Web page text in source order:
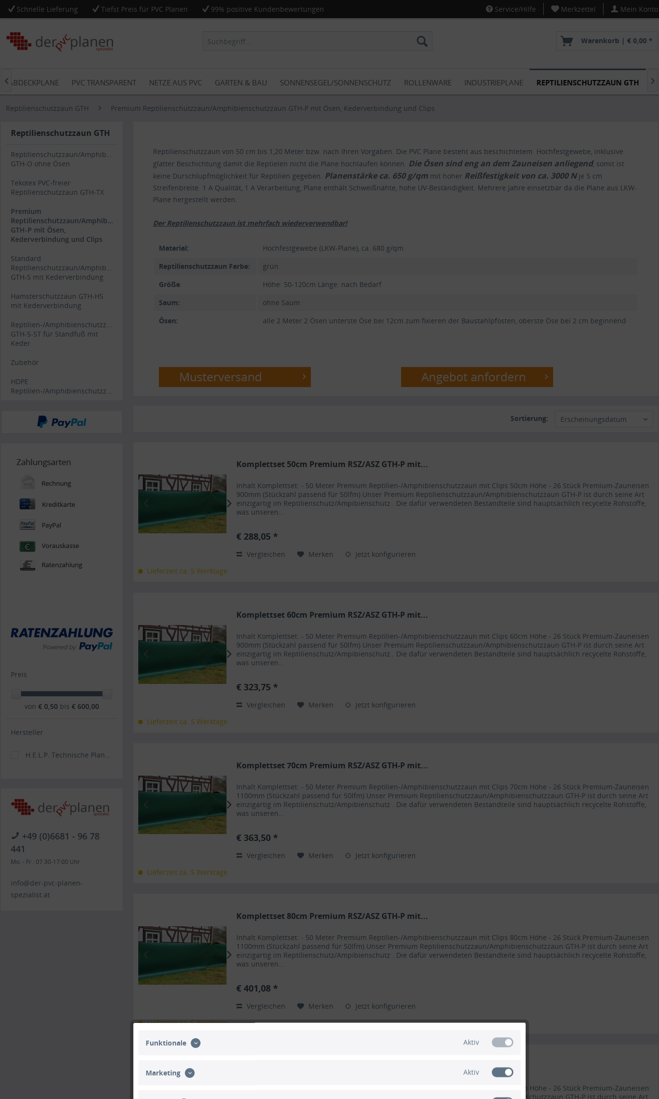
Schnelle Lieferung Tiefst Preis für PVC Planen 99% positive Kundenbewertungen Service/Hilfe Merkzettel Mein Konto
Warenkorb | € 0,00 *
ABDECKPLANE PVC TRANSPARENT NETZE AUS PVC GARTEN & BAU SONNENSEGEL/SONNENSCHUTZ ROLLENWARE INDUSTRIEPLANE REPTILIENSCHUTZZAUN GTH
 
Reptilienschutzzaun GTH Premium Reptilienschutzzaun/Amphibienschutzzaun GTH-P mit Ösen, Kederverbindung und Clips
Reptilienschutzzaun GTH
Reptilienschutzzaun/Amphibienschutzzaun
GTH-O ohne Ösen
Tekotex PVC-freier
Reptilienschutzzaun GTH-TX
Premium
Reptilienschutzzaun/Amphibienschutzzaun
GTH-P mit Ösen,
Kederverbindung und Clips
Standard
Reptilienschutzzaun/Amphibienschutzzaun
GTH-S mit Kederverbindung
Hamsterschutzzaun GTH-HS
mit Kederverbindung
Reptilien-/Amphibienschutzzaun
GTH-S-ST für Standfuß mit
Keder
Zubehör
HDPE
Reptilien-/Amphibienschutzzaun
Preis
von € 0,50 bis € 600,00
Hersteller
+49 (0)6681 - 96 78
441
Mo. - Fr.: 07:30-17:00 Uhr
info@der-pvc-planen-
spezialist.at
Reptilienschutzzaun von 50 cm bis 1,20 Meter bzw. nach Ihren Vorgaben. Die PVC Plane besteht aus beschichtetem Hochfestgewebe, inklusive
glatter Beschichtung damit die Reptielen nicht die Plane hochlaufen können. Die Ösen sind eng an dem Zauneisen anliegend, somit ist
keine Durschlupfmöglichkeit für Reptilien gegeben. Planenstärke ca. 650 g/qm mit hoher Reißfestigkeit von ca. 3000 Nje 5 cm
Streifenbreite. 1 A Qualität, 1 A Verarbeitung, Plane enthält Schweißnähte, hohe UV-Beständigkeit. Mehrere Jahre einsetzbar da die Plane aus LKW-
Plane hergestellt werden.
Der Reptilienschutzzaun ist mehrfach wiederverwendbar!
Material:
Hochfestgewebe (LKW-Plane), ca. 680 g/qm
Reptilienschutzzaun Farbe:
grün
Größe:
Höhe: 50-120cm Länge: nach Bedarf
Saum:
ohne Saum
Ösen:
alle 2 Meter 2 Ösen unterste Öse bei 12cm zum fixieren der Baustahlpfosten, oberste Öse bei 2 cm beginnend
Sortierung: Erscheinungsdatum
Komplettset 50cm Premium RSZ/ASZ GTH-P mit...
Inhalt Komplettset: - 50 Meter Premium Reptilien-/Amphibienschutzzaun mit Clips 50cm Höhe - 26 Stück Premium-Zauneisen
900mm (Stückzahl passend für 50lfm) Unser Premium Reptilienschutzzaun/Amphibienschutzzaun GTH-P ist durch seine Art
einzigartig im Reptilienschutz/Ampibienschutz . Die dafür verwendeten Bestandteile sind hauptsächlich recycelte Rohstoffe,
was unseren...
€ 288,05 *
Vergleichen Merken
Jetzt konfigurieren
Lieferzeit ca. 5 Werktage
Komplettset 60cm Premium RSZ/ASZ GTH-P mit...
Inhalt Komplettset: - 50 Meter Premium Reptilien-/Amphibienschutzzaun mit Clips 60cm Höhe - 26 Stück Premium-Zauneisen
900mm (Stückzahl passend für 50lfm) Unser Premium Reptilienschutzzaun/Amphibienschutzzaun GTH-P ist durch seine Art
einzigartig im Reptilienschutz/Ampibienschutz . Die dafür verwendeten Bestandteile sind hauptsächlich recycelte Rohstoffe,
was unseren...
€ 323,75 *
Vergleichen Merken
Jetzt konfigurieren
Lieferzeit ca. 5 Werktage
Komplettset 70cm Premium RSZ/ASZ GTH-P mit...
Inhalt Komplettset: - 50 Meter Premium Reptilien-/Amphibienschutzzaun mit Clips 70cm Höhe - 26 Stück Premium-Zauneisen
1100mm (Stückzahl passend für 50lfm) Unser Premium Reptilienschutzzaun/Amphibienschutzzaun GTH-P ist durch seine Art
einzigartig im Reptilienschutz/Ampibienschutz . Die dafür verwendeten Bestandteile sind hauptsächlich recycelte Rohstoffe,
was unseren...
€ 363,50 *
Vergleichen Merken
Jetzt konfigurieren
Lieferzeit ca. 5 Werktage
Komplettset 80cm Premium RSZ/ASZ GTH-P mit...
Inhalt Komplettset: - 50 Meter Premium Reptilien-/Amphibienschutzzaun mit Clips 80cm Höhe - 26 Stück Premium-Zauneisen
1100mm (Stückzahl passend für 50lfm) Unser Premium Reptilienschutzzaun/Amphibienschutzzaun GTH-P ist durch seine Art
einzigartig im Reptilienschutz/Ampibienschutz . Die dafür verwendeten Bestandteile sind hauptsächlich recycelte Rohstoffe,
was unseren...
€ 401,08 *
Vergleichen Merken
Jetzt konfigurieren
Lieferzeit ca. 5 Werktage
Inhalt Komplettset: - 50 Meter Premium Reptilien-/Amphibienschutzzaun mit Clips 90cm Höhe - 26 Stück Premium-Zauneisen
1400mm (Stückzahl passend für 50lfm) Unser Premium Reptilienschutzzaun/Amphibienschutzzaun GTH-P ist durch seine Art
Funktionale Aktiv
Marketing Aktiv